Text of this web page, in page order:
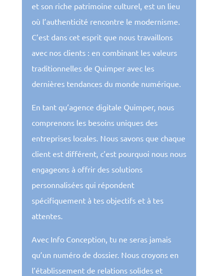
et son riche patrimoine culturel, est un lieu
où l’authenticité rencontre le modernisme.
C’est dans cet esprit que nous travaillons
avec nos clients : en combinant les valeurs
traditionnelles de Quimper avec les
dernières tendances du monde numérique.
En tant qu’agence digitale Quimper, nous
comprenons les besoins uniques des
entreprises locales. Nous savons que chaque
client est différent, c’est pourquoi nous nous
engageons à offrir des solutions
personnalisées qui répondent
spécifiquement à tes objectifs et à tes
attentes.
Avec Info Conception, tu ne seras jamais
qu’un numéro de dossier. Nous croyons en
l’établissement de relations solides et